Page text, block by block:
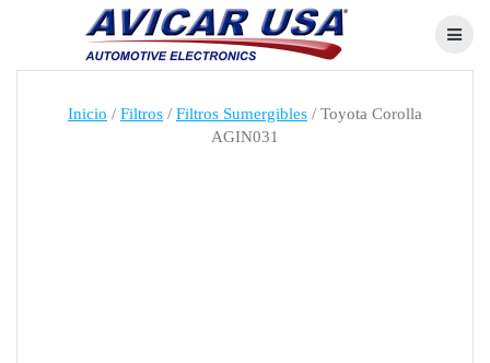
Skip
to
content
Inicio / Filtros / Filtros Sumergibles / Toyota Corolla
AGIN031